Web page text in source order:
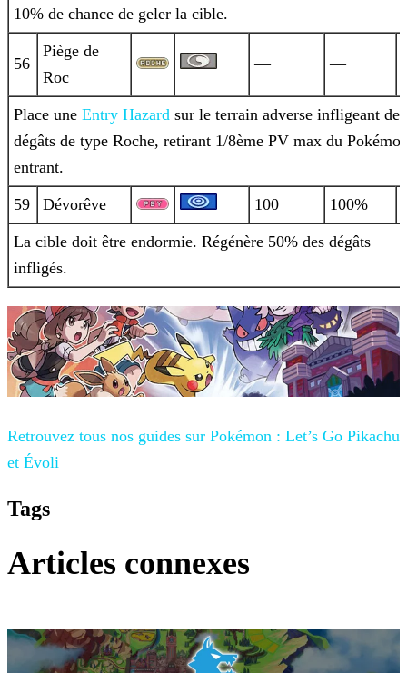
10% de chance de geler la cible.
56
Piège de
Roc
— —
Place une Entry Hazard sur le terrain adverse infligeant des
dégâts de type Roche, retirant 1/8ème PV max du
entrant.
59 Dévorêve 100 100%
La cible doit être endormie. Régénère 50% des dégâts
infligés.
Retrouvez tous nos guides sur Pokémon : Let’s Go Pikachu
et Évoli
Tags
Articles connexes